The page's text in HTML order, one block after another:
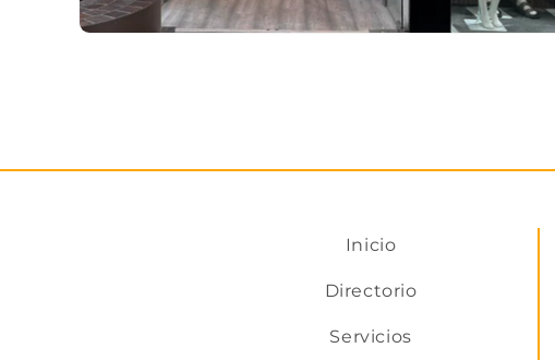
Inicio
Directorio
Servicios